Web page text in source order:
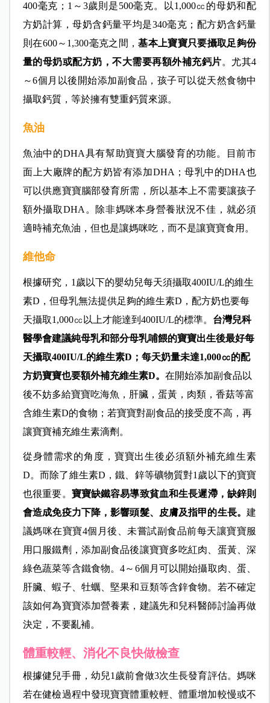
400毫克；1～3歲則是500毫克。以1,000㏄的母奶和配
方奶計算，母奶含鈣量平均是340毫克；配方奶含鈣量
則在600～1,300毫克之間，基本上寶寶只要攝取足夠份
量的母奶或配方奶，不大需要再額外補充鈣片。尤其4
～6個月以後開始添加副食品，孩子可以從天然食物中
攝取鈣質，等於擁有雙重鈣質來源。
魚油
魚油中的DHA具有幫助寶寶大腦發育的功能。目前市
面上大廠牌的配方奶皆有添加DHA；母乳中的DHA也
可以供應寶寶腦部發育所需，所以基本上不需要讓孩子
額外攝取DHA。除非媽咪本身營養狀況不佳，就必須
適時補充魚油，但也是讓媽咪吃，而不是讓寶寶食用。
維他命
根據研究，1歲以下的嬰幼兒每天須攝取400IU/L的維生
素D，但母乳無法提供足夠的維生素D，配方奶也要每
天攝取1,000㏄以上才能達到400IU/L的標準。 台灣兒科
醫學會建議純母乳和部分母乳哺餵的寶寶出生後最好每
天攝取400IU/L的維生素D；每天奶量未達1,000㏄的配
方奶寶寶也要額外補充維生素D。 在開始添加副食品以
後不妨多給寶寶吃海魚，肝臟，蛋黃，肉類，香菇等富
含維生素D的食物；若寶寶對副食品的接受度不高，再
讓寶寶補充維生素滴劑。
從身體需求的角度，寶寶出生後必須額外補充維生素
D。而除了維生素D，鐵、鋅等礦物質對1歲以下的寶寶
也很重要。 寶寶缺鐵容易導致貧血和生長遲滯，缺鋅則
會造成免疫力下降，影響頭髮、皮膚及指甲的生長。建
議媽咪在寶寶4個月後、未嘗試副食品前每天讓寶寶服
用口服鐵劑，添加副食品後讓寶寶多吃紅肉、蛋黃、深
綠色蔬菜等含鐵食物。4～6個月可以開始攝取肉、蛋、
肝臟、蝦子、牡蠣、堅果和豆類等含鋅食物。若不確定
該如何為寶寶添加營養素，建議先和兒科醫師討論再做
決定，不要亂補。
體重較輕、消化不良快做檢查
根據健兒手冊，幼兒1歲前會做3次生長發育評估。媽咪
若在健檢過程中發現寶寶體重較輕、體重增加較慢或不